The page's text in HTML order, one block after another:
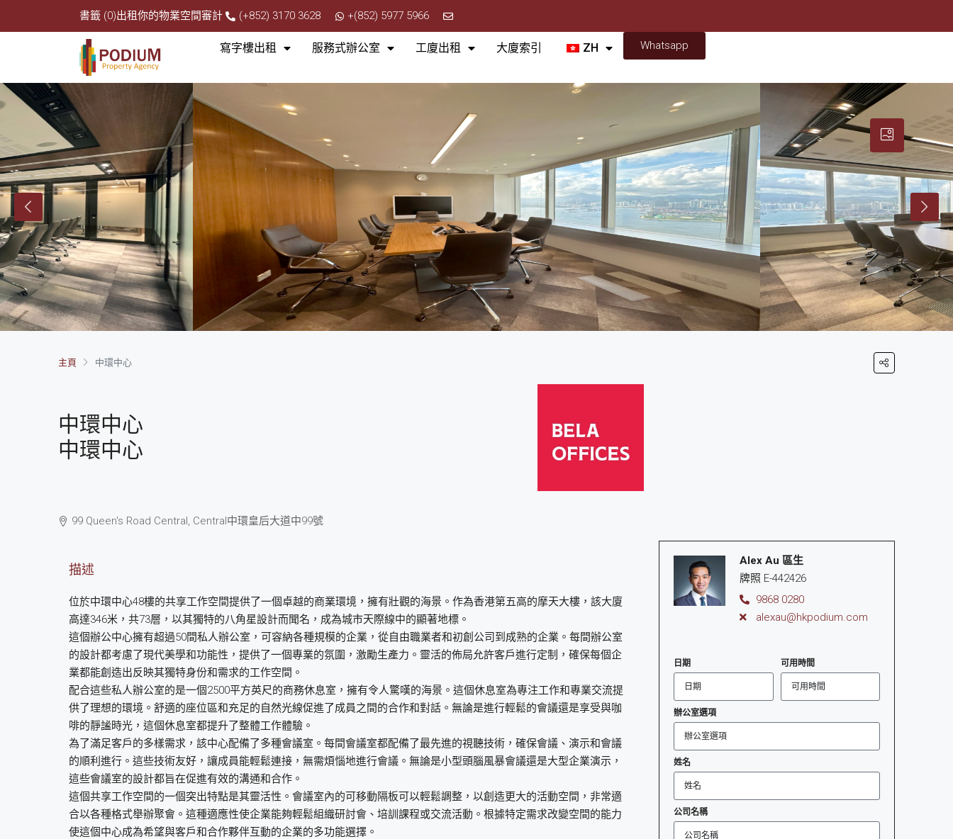
書籤 (0)出租你的物業空間審計 (+852) 3170 3628 +(852) 5977 5966
寫字樓出租 服務式辦公室 工廈出租 大廈索引 ZH Whatsapp
主頁 中環中心
中環中心
中環中心
99 Queen's Road Central, Central中環皇后大道中99號
描述
位於中環中心48樓的共享工作空間提供了一個卓越的商業環境，擁有壯觀的海景。作為香港第五高的摩天大樓，該大廈
高達346米，共73層，以其獨特的八角星設計而聞名，成為城市天際線中的顯著地標。
這個辦公中心擁有超過50間私人辦公室，可容納各種規模的企業，從自由職業者和初創公司到成熟的企業。每間辦公室
的設計都考慮了現代美學和功能性，提供了一個專業的氛圍，激勵生產力。靈活的佈局允許客戶進行定制，確保每個企
業都能創造出反映其獨特身份和需求的工作空間。
配合這些私人辦公室的是一個2500平方英尺的商務休息室，擁有令人驚嘆的海景。這個休息室為專注工作和專業交流提
供了理想的環境。舒適的座位區和充足的自然光線促進了成員之間的合作和對話。無論是進行輕鬆的會議還是享受與咖
啡的靜謐時光，這個休息室都提升了整體工作體驗。
為了滿足客戶的多樣需求，該中心配備了多種會議室。每間會議室都配備了最先進的視聽技術，確保會議、演示和會議
的順利進行。這些技術友好，讓成員能輕鬆連接，無需煩惱地進行會議。無論是小型頭腦風暴會議還是大型企業演示，
這些會議室的設計都旨在促進有效的溝通和合作。
這個共享工作空間的一個突出特點是其靈活性。會議室內的可移動隔板可以輕鬆調整，以創造更大的活動空間，非常適
合以各種格式舉辦聚會。這種適應性使企業能夠輕鬆組織研討會、培訓課程或交流活動。根據特定需求改變空間的能力
使這個中心成為希望與客戶和合作夥伴互動的企業的多功能選擇。
Alex Au 區生
牌照 E-442426
9868 0280
alexau@hkpodium.com
日期 可用時間
辦公室選項
姓名
公司名稱